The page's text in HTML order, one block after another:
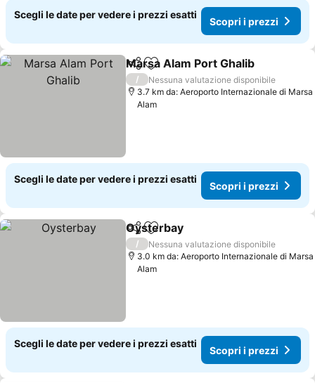
Scegli le date per vedere i prezzi esatti
Scopri i prezzi
CondividiAggiungi ai preferiti
Marsa Alam Port Ghalib
/
Nessuna valutazione disponibile
3.7 km da: Aeroporto Internazionale di Marsa
Alam
Scegli le date per vedere i prezzi esatti
Scopri i prezzi
CondividiAggiungi ai preferiti
Oysterbay
/
Nessuna valutazione disponibile
3.0 km da: Aeroporto Internazionale di Marsa
Alam
Scegli le date per vedere i prezzi esatti
Scopri i prezzi